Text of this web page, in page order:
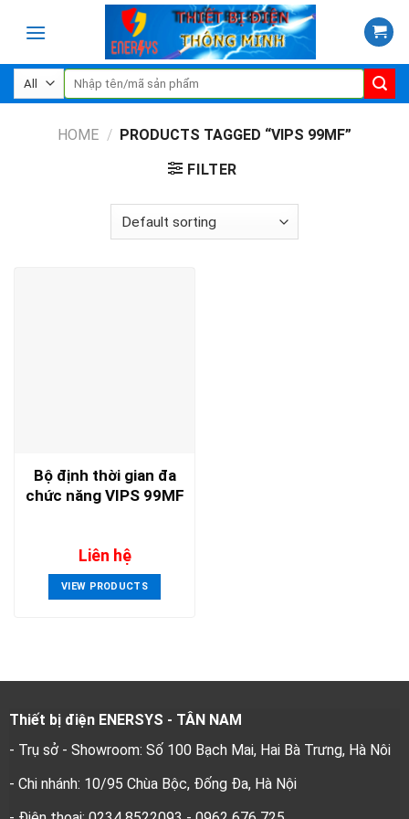
Search
for:
HOME / PRODUCTS TAGGED “VIPS 99MF”
FILTER
Bộ định thời gian đa
chức năng VIPS 99MF
Liên hệ
VIEW PRODUCTS
Thiết bị điện ENERSYS - TÂN NAM
- Trụ sở - Showroom: Số 100 Bạch Mai, Hai Bà Trưng, Hà Nôi
- Chi nhánh: 10/95 Chùa Bộc, Đống Đa, Hà Nội